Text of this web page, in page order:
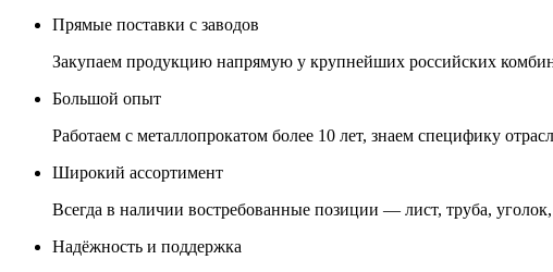
Прямые поставки с заводов
Закупаем продукцию напрямую у крупнейших российских
Большой опыт
Работаем с металлопрокатом более 10 лет, знаем специфику
Широкий ассортимент
Всегда в наличии востребованные позиции — лист, труба,
Надёжность и поддержка